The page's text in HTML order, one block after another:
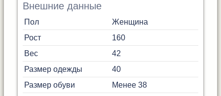
Внешние данные
Пол
Женщина
Рост
160
Вес
42
Размер одежды
40
Размер обуви
Менее 38